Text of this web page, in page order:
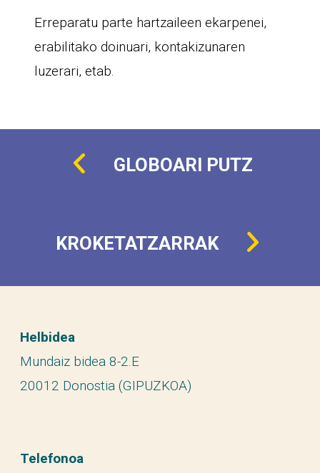
Erreparatu parte hartzaileen ekarpenei,
erabilitako doinuari, kontakizunaren
luzerari, etab.
GLOBOARI PUTZ
KROKETATZARRAK
Helbidea
Mundaiz bidea 8-2.E
20012 Donostia (GIPUZKOA)
Telefonoa